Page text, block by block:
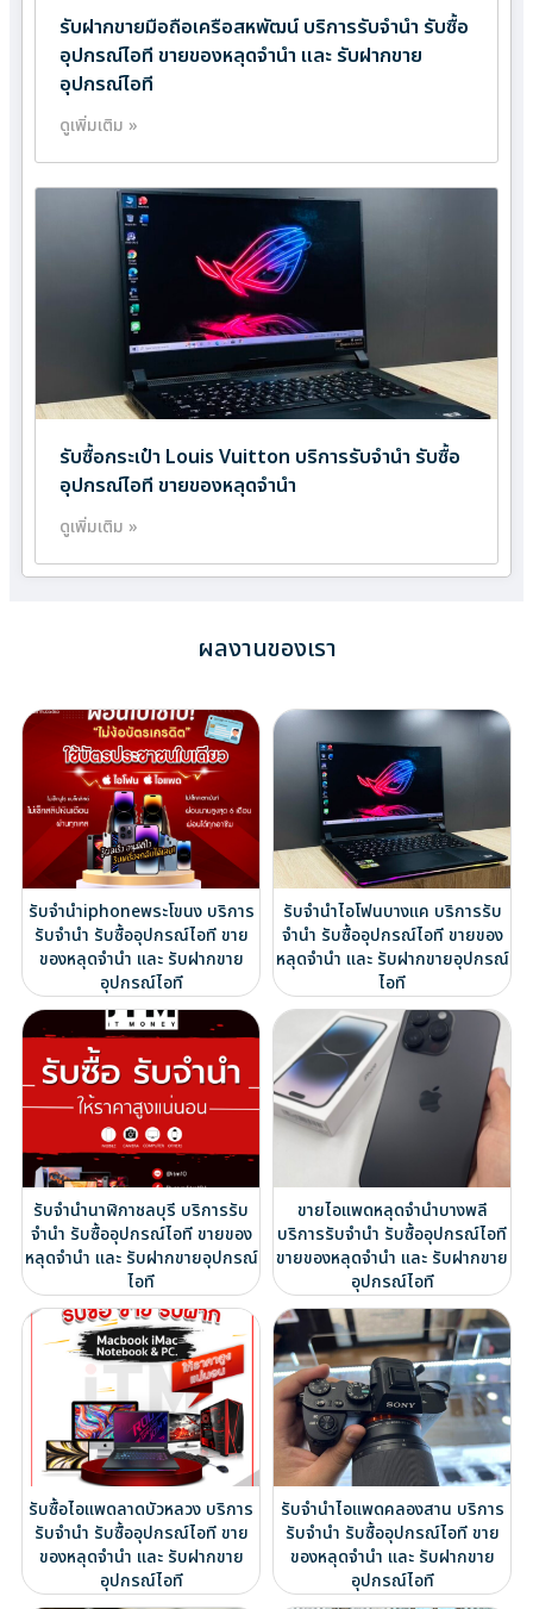
รับฝากขายมือถือเครือสหพัฒน์ บริการรับจำนำ รับซื้อ
อุปกรณ์ไอที ขายของหลุดจำนำ และ รับฝากขาย
อุปกรณ์ไอที
ดูเพิ่มเติม »
รับซื้อกระเป๋า Louis Vuitton บริการรับจำนำ รับซื้อ
อุปกรณ์ไอที ขายของหลุดจำนำ
ดูเพิ่มเติม »
ผลงานของเรา
รับจำนำiphoneพระโขนง บริการ
รับจำนำ รับซื้ออุปกรณ์ไอที ขาย
ของหลุดจำนำ และ รับฝากขาย
อุปกรณ์ไอที
รับจำนำไอโฟนบางแค บริการรับ
จำนำ รับซื้ออุปกรณ์ไอที ขายของ
หลุดจำนำ และ รับฝากขายอุปกรณ์
ไอที
รับจำนำนาฬิกาชลบุรี บริการรับ
จำนำ รับซื้ออุปกรณ์ไอที ขายของ
หลุดจำนำ และ รับฝากขายอุปกรณ์
ไอที
ขายไอแพดหลุดจำนำบางพลี
บริการรับจำนำ รับซื้ออุปกรณ์ไอที
ขายของหลุดจำนำ และ รับฝากขาย
อุปกรณ์ไอที
รับซื้อไอแพดลาดบัวหลวง บริการ
รับจำนำ รับซื้ออุปกรณ์ไอที ขาย
ของหลุดจำนำ และ รับฝากขาย
อุปกรณ์ไอที
รับจำนำไอแพดคลองสาน บริการ
รับจำนำ รับซื้ออุปกรณ์ไอที ขาย
ของหลุดจำนำ และ รับฝากขาย
อุปกรณ์ไอที